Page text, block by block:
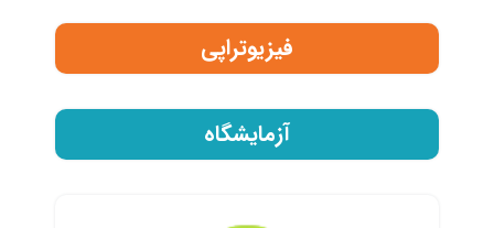
فیزیوتراپی
آزمایشگاه